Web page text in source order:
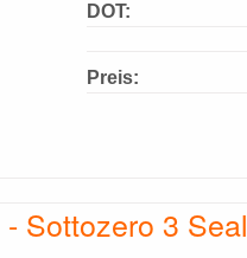
DOT:
Preis:
Sottozero 3 Seal